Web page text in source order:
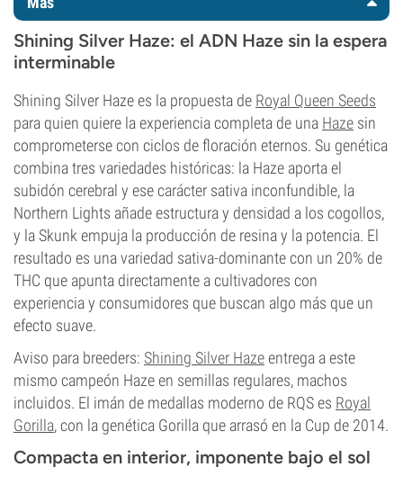
Shining Silver Haze: el ADN Haze sin la espera
interminable
Shining Silver Haze es la propuesta de Royal Queen Seeds
para quien quiere la experiencia completa de una Haze sin
comprometerse con ciclos de floración eternos. Su genética
combina tres variedades históricas: la Haze aporta el
subidón cerebral y ese carácter sativa inconfundible, la
Northern Lights añade estructura y densidad a los cogollos,
y la Skunk empuja la producción de resina y la potencia. El
resultado es una variedad sativa-dominante con un 20% de
THC que apunta directamente a cultivadores con
experiencia y consumidores que buscan algo más que un
efecto suave.
Aviso para breeders: Shining Silver Hazeentrega a este
mismo campeón Haze en semillas regulares, machos
incluidos. El imán de medallas moderno de RQS es Royal
Gorilla, con la genética Gorilla que arrasó en la Cup de 2014.
Compacta en interior, imponente bajo el sol